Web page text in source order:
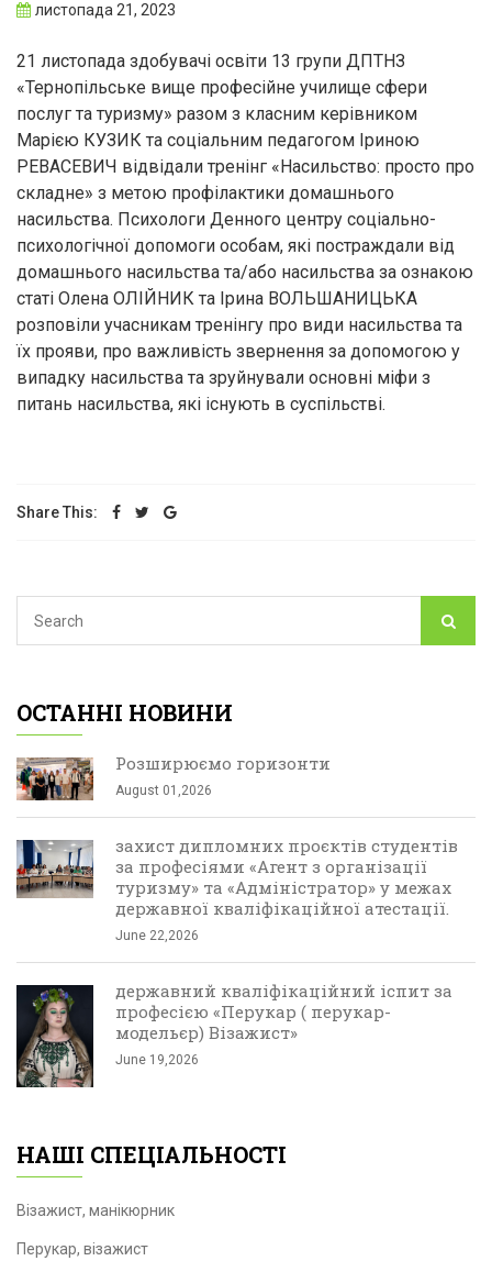
листопада 21, 2023
21 листопада здобувачі освіти 13 групи ДПТНЗ
«Тернопільське вище професійне училище сфери
послуг та туризму» разом з класним керівником
Марією КУЗИК та соціальним педагогом Іриною
РЕВАСЕВИЧ відвідали тренінг «Насильство: просто про
складне» з метою профілактики домашнього
насильства. Психологи Денного центру соціально-
психологічної допомоги особам, які постраждали від
домашнього насильства та/або насильства за ознакою
статі Олена ОЛІЙНИК та Ірина ВОЛЬШАНИЦЬКА
розповіли учасникам тренінгу про види насильства та
їх прояви, про важливість звернення за допомогою у
випадку насильства та зруйнували основні міфи з
питань насильства, які існують в суспільстві.
Share This:
ОСТАННІ НОВИНИ
Розширюємо горизонти
August 01,2026
захист дипломних проєктів студентів
за професіями «Агент з організації
туризму» та «Адміністратор» у межах
державної кваліфікаційної атестації.
June 22,2026
державний кваліфікаційний іспит за
професією «Перукар ( перукар-
модельєр) Візажист»
June 19,2026
НАШІ СПЕЦІАЛЬНОСТІ
Візажист, манікюрник
Перукар, візажист